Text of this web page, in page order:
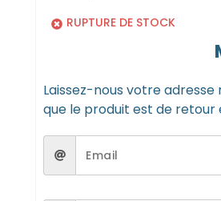
RUPTURE DE STOCK
Laissez-nous votre
que le produit est de retour